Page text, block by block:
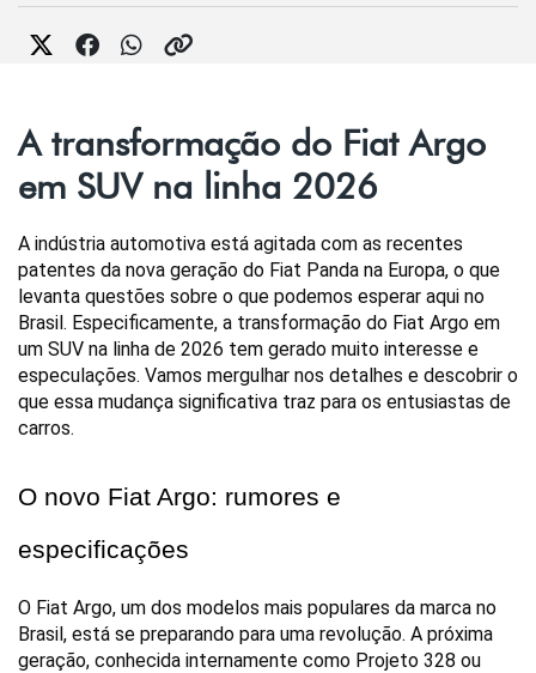
A transformação do Fiat Argo
em SUV na linha 2026
A indústria automotiva está agitada com as recentes
patentes da nova geração do Fiat Panda na Europa, o que
levanta questões sobre o que podemos esperar aqui no
Brasil. Especificamente, a transformação do Fiat Argo em
um SUV na linha de 2026 tem gerado muito interesse e
especulações. Vamos mergulhar nos detalhes e descobrir o
que essa mudança significativa traz para os entusiastas de
carros.
O novo Fiat Argo: rumores e
especificações
O Fiat Argo, um dos modelos mais populares da marca no
Brasil, está se preparando para uma revolução. A próxima
geração, conhecida internamente como Projeto 328 ou